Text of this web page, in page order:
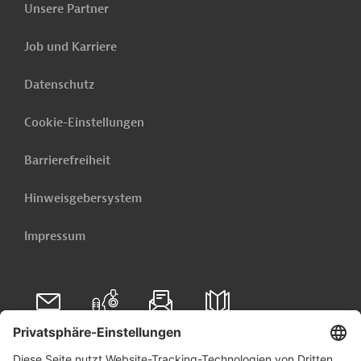
Unsere Partner
Job und Karriere
Datenschutz
Cookie-Einstellungen
Barrierefreiheit
Hinweisgebersystem
Impressum